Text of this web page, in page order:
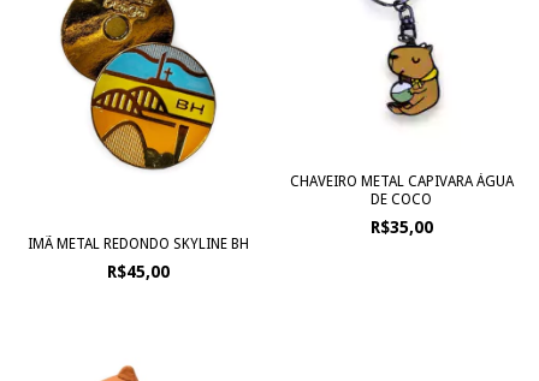
IMÃ METAL REDONDO SKYLINE BH
R$45,00
CHAVEIRO METAL CAPIVARA ÁGUA
DE COCO
R$35,00